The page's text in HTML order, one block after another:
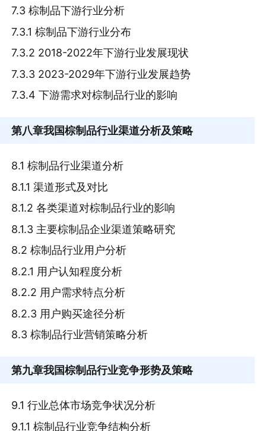
7.3 棕制品下游行业分析
7.3.1 棕制品下游行业分布
7.3.2 2018-2022年下游行业发展现状
7.3.3 2023-2029年下游行业发展趋势
7.3.4 下游需求对棕制品行业的影响
第八章我国棕制品行业渠道分析及策略
8.1 棕制品行业渠道分析
8.1.1 渠道形式及对比
8.1.2 各类渠道对棕制品行业的影响
8.1.3 主要棕制品企业渠道策略研究
8.2 棕制品行业用户分析
8.2.1 用户认知程度分析
8.2.2 用户需求特点分析
8.2.3 用户购买途径分析
8.3 棕制品行业营销策略分析
第九章我国棕制品行业竞争形势及策略
9.1 行业总体市场竞争状况分析
9.1.1 棕制品行业竞争结构分析